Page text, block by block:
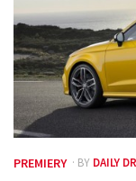
PREMIERY · BY DAILY